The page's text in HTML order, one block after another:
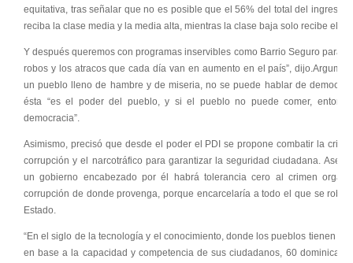
equitativa, tras señalar que no es posible que el 56% del total del ingreso
reciba la clase media y la media alta, mientras la clase baja solo recibe el
Y después queremos con programas inservibles como Barrio Seguro para
robos y los atracos que cada día van en aumento en el país”,
un pueblo lleno de hambre y de miseria, no se puede hablar de
ésta “es el poder del pueblo, y si el pueblo no puede comer,
democracia”.
Asimismo, precisó que desde el poder el PDI se propone combatir la
corrupción y el narcotráfico para garantizar la seguridad ciudadana.
un gobierno encabezado por él habrá tolerancia cero al crimen
corrupción de donde provenga, porque encarcelaría a todo el que se robe
Estado.
“En el siglo de la tecnología y el conocimiento, donde los pueblos tienen
en base a la capacidad y competencia de sus ciudadanos, 60